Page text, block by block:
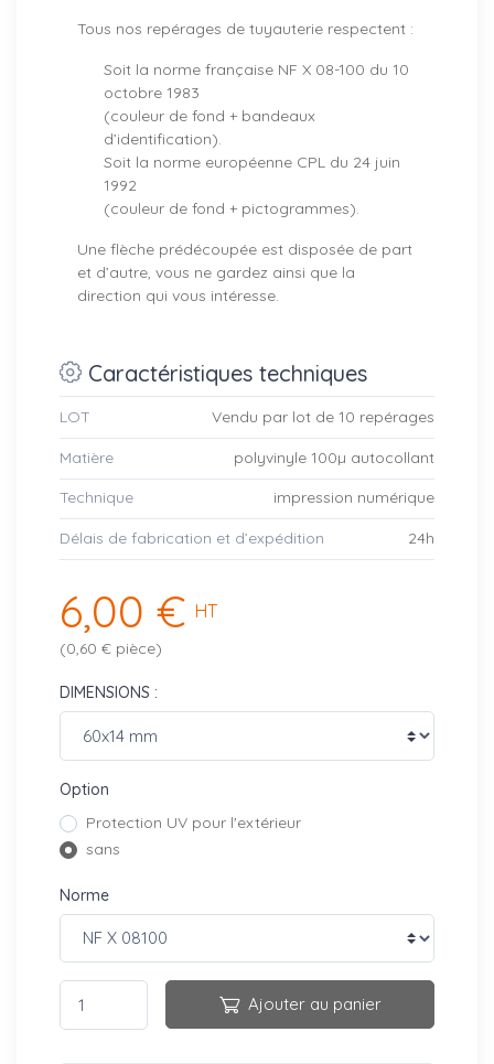
Tous nos repérages de tuyauterie respectent :
Soit la norme française NF X 08-100 du 10
octobre 1983
(couleur de fond + bandeaux
d’identification).
Soit la norme européenne CPL du 24 juin
1992
(couleur de fond + pictogrammes).
Une flèche prédécoupée est disposée de part
et d’autre, vous ne gardez ainsi que la
direction qui vous intéresse.
Caractéristiques techniques
LOT Vendu par lot de 10 repérages
Matière polyvinyle 100µ autocollant
Technique impression numérique
Délais de fabrication et d’expédition 24h
6,00 € HT
(0,60 € pièce)
DIMENSIONS :
Option
Protection UV pour l'extérieur
sans
Norme
Ajouter au panier